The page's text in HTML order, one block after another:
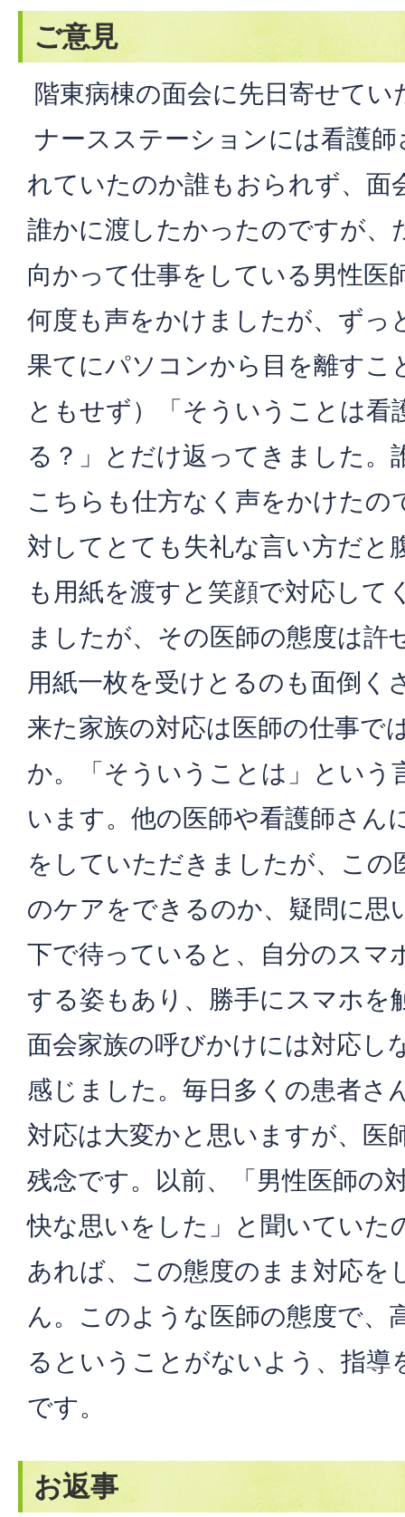
ご意見
階東病棟の面会に先日寄せて
ナースステーションには看護
れていたのか誰もおられず、面
誰かに渡したかったのですが、
向かって仕事をしている男性医
何度も声をかけましたが、ずっ
果てにパソコンから目を離すこ
ともせず）「そういうことは看
る？」とだけ返ってきました。
こちらも仕方なく声をかけたの
対してとても失礼な言い方だと
も用紙を渡すと笑顔で対応して
ましたが、その医師の態度は許
用紙一枚を受けとるのも面倒く
来た家族の対応は医師の仕事で
か。「そういうことは」という
います。他の医師や看護師さん
をしていただきましたが、この
のケアをできるのか、疑問に思
下で待っていると、自分のスマ
する姿もあり、勝手にスマホを
面会家族の呼びかけには対応し
感じました。毎日多くの患者さ
対応は大変かと思いますが、医
残念です。以前、「男性医師の
快な思いをした」と聞いていた
あれば、この態度のまま対応を
ん。このような医師の態度で、
るということがないよう、指導
です。
お返事